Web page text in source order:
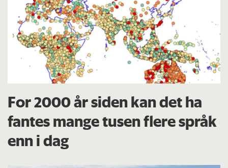
For 2000 år siden kan det ha
fantes mange tusen flere språk
enn i dag